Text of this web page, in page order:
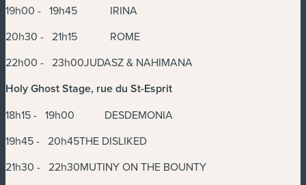
19h00 - 19h45 IRINA
20h30 - 21h15 ROME
22h00 - 23h00JUDASZ & NAHIMANA
Holy Ghost Stage, rue du St-Esprit
18h15 - 19h00 DESDEMONIA
19h45 - 20h45THE DISLIKED
21h30 - 22h30MUTINY ON THE BOUNTY